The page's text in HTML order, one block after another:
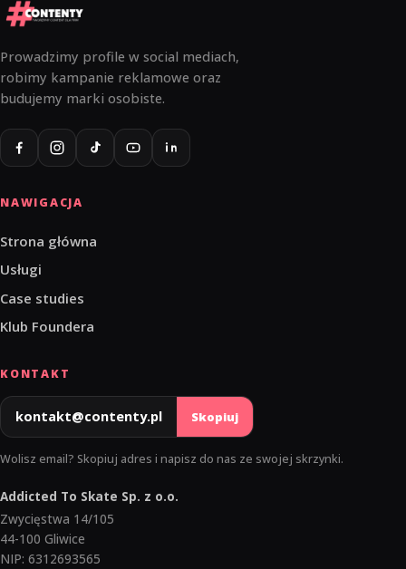
Prowadzimy profile w social mediach,
robimy kampanie reklamowe oraz
budujemy marki osobiste.
NAWIGACJA
Strona główna
Usługi
Case studies
Klub Foundera
KONTAKT
kontakt@contenty.pl Skopiuj
Wolisz email? Skopiuj adres i napisz do nas ze swojej skrzynki.
Addicted To Skate Sp. z o.o.
Zwycięstwa 14/105
44-100 Gliwice
NIP: 6312693565